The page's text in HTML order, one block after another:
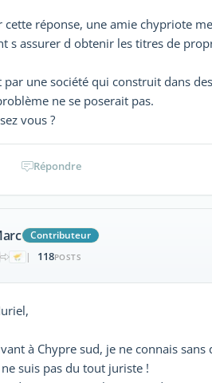
cette réponse, une amie chypriote
s assurer d obtenir les titres de
par une société qui construit dans
ne se poserait pas.
vous ?
Répondre
Contributeur
|
118POSTS
à Chypre sud, je ne connais
suis pas du tout juriste !